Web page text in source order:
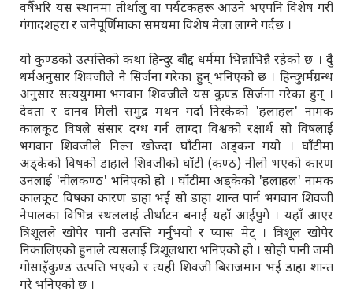
वर्षैभरि यस स्थानमा तीर्थालु वा पर्यटकहरू आउने भएपनि विशेष गरी
गंगादशहरा र जनैपूर्णिमाका समयमा विशेष मेला लाग्ने गर्दछ ।
यो कुण्डको उत्पत्तिको कथा हिन्दु र बौद्द धर्ममा भिन्नाभिन्नै रहेको छ । दुवै
धर्मअनुसार शिवजीले नै सिर्जना गरेका हुन् भनिएको छ । हिन्दु धर्मग्रन्थ
अनुसार सत्ययुगमा भगवान शिवजीले यस कुण्ड सिर्जना गरेका हुन् ।
देवता र दानव मिली समुद्र मथन गर्दा निस्केको 'हलाहल' नामक
कालकूट विषले संसार दग्ध गर्न लाग्दा विश्वको रक्षार्थ सो विषलाई
भगवान शिवजीले निल्न खोज्दा घाँटीमा अड्कन गयो । घाँटीमा
अड्केको विषको डाहाले शिवजीको घाँटी (कण्ठ) नीलो भएको कारण
उनलाई 'नीलकण्ठ' भनिएको हो । घाँटीमा अड्केको 'हलाहल' नामक
कालकूट विषका कारण डाहा भई सो डाहा शान्त पार्न भगवान शिवजी
नेपालका विभिन्न स्थललाई तीर्थाटन बनाई यहाँ आईपुगे । यहाँ आएर
त्रिशूलले खोपेर पानी उत्पत्ति गर्नुभयो र प्यास मेट् । त्रिशूल खोपेर
निकालिएको हुनाले त्यसलाई त्रिशूलधारा भनिएको हो । सोही पानी जमी
गोसाइँकुण्ड उत्पत्ति भएको र त्यही शिवजी बिराजमान भई डाहा शान्त
गरे भनिएको छ ।